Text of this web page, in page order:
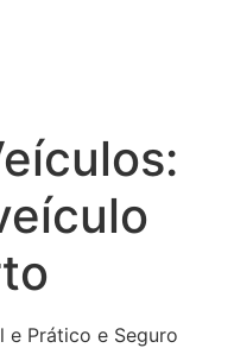
e Prático e Seguro